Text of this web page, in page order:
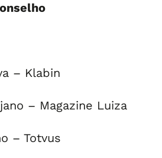
– Klabin
– Magazine Luiza
– Totvus